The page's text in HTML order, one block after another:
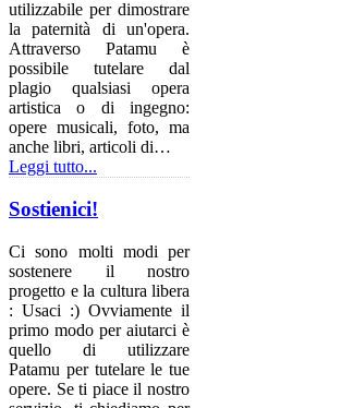
utilizzabile per dimostrare
la paternità di un'opera.
Attraverso Patamu è
possibile tutelare dal
plagio qualsiasi opera
artistica o di ingegno:
opere musicali, foto, ma
anche libri, articoli di…
Leggi tutto...
Sostienici!
Ci sono molti modi per
sostenere il nostro
progetto e la cultura libera
: Usaci :) Ovviamente il
primo modo per aiutarci è
quello di utilizzare
Patamu per tutelare le tue
opere. Se ti piace il nostro